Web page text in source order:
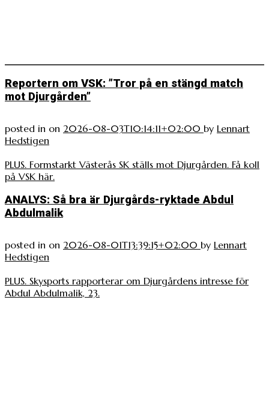
Reportern om VSK: ”Tror på en stängd match
mot Djurgården”
posted in on 2026-08-03T10:14:11+02:00 by Lennart
Hedstigen
PLUS. Formstarkt Västerås SK ställs mot Djurgården. Få koll
på VSK här.
ANALYS: Så bra är Djurgårds-ryktade Abdul
Abdulmalik
posted in on 2026-08-01T13:39:15+02:00 by Lennart
Hedstigen
PLUS. Skysports rapporterar om Djurgårdens intresse för
Abdul Abdulmalik, 23.